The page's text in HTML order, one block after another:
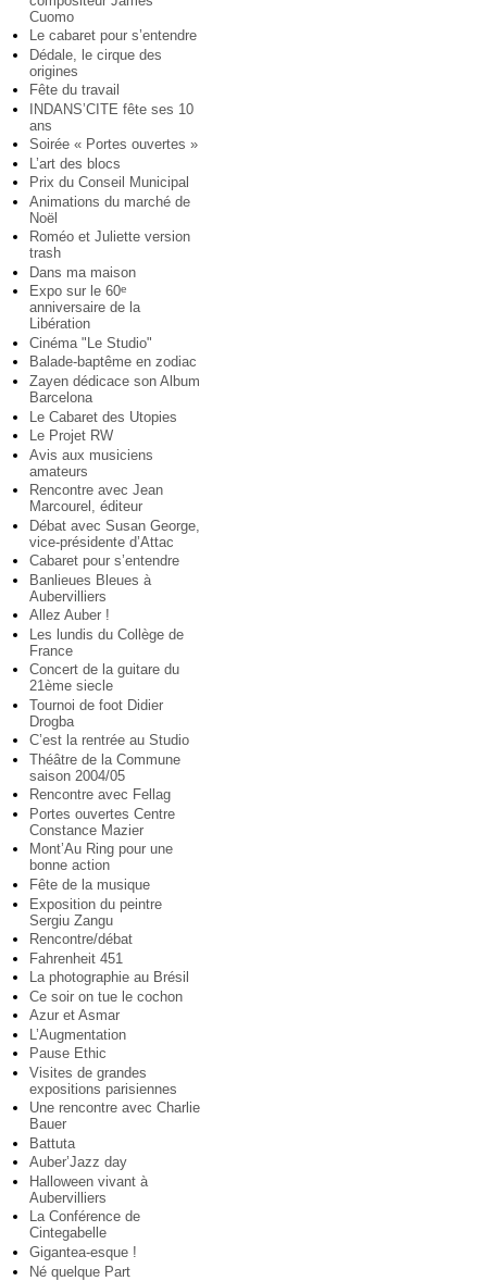
Cuomo
Le cabaret pour s’entendre
Dédale, le cirque des
origines
Fête du travail
INDANS’CITE fête ses 10
ans
Soirée « Portes ouvertes »
L’art des blocs
Prix du Conseil Municipal
Animations du marché de
Noël
Roméo et Juliette version
trash
Dans ma maison
Expo sur le 60e
anniversaire de la
Libération
Cinéma "Le Studio"
Balade-baptême en zodiac
Zayen dédicace son Album
Barcelona
Le Cabaret des Utopies
Le Projet RW
Avis aux musiciens
amateurs
Rencontre avec Jean
Marcourel, éditeur
Débat avec Susan George,
vice-présidente d’Attac
Cabaret pour s’entendre
Banlieues Bleues à
Aubervilliers
Allez Auber !
Les lundis du Collège de
France
Concert de la guitare du
21ème siecle
Tournoi de foot Didier
Drogba
C’est la rentrée au Studio
Théâtre de la Commune
saison 2004/05
Rencontre avec Fellag
Portes ouvertes Centre
Constance Mazier
Mont’Au Ring pour une
bonne action
Fête de la musique
Exposition du peintre
Sergiu Zangu
Rencontre/débat
Fahrenheit 451
La photographie au Brésil
Ce soir on tue le cochon
Azur et Asmar
L’Augmentation
Pause Ethic
Visites de grandes
expositions parisiennes
Une rencontre avec Charlie
Bauer
Battuta
Auber’Jazz day
Halloween vivant à
Aubervilliers
La Conférence de
Cintegabelle
Gigantea-esque !
Né quelque Part